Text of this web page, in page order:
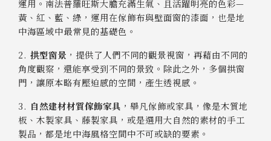
運用。南法普羅旺斯大膽充滿生氣、且活躍明亮的色彩—
黃、紅、藍、綠，運用在傢飾布與壁面窗的漆面，也是地
中海區域中最常見的基礎色。
2. 拱型窗景 ，提供了人們不同的觀景視窗，再藉由不同的
角度觀察，還能享受到不同的景致。除此之外，多個拱窗
門，讓原本略有壓迫感的空間，產生透視感。
3. 自然建材材質傢飾家具 ，舉凡傢飾或家具，像是木質地
板、木製家具、藤製家具，或是選用大自然的素材的手工
製品，都是地中海風格空間中不可或缺的要素。